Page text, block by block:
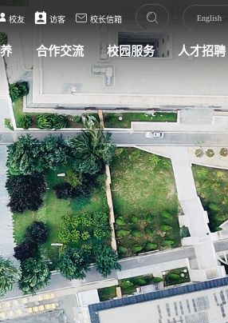
校友 访客 校长信箱 English
合作交流 校园服务 人才招聘